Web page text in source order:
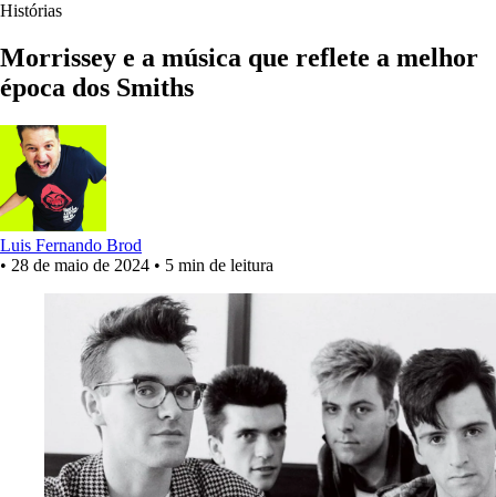
Histórias
Morrissey e a música que reflete a melhor
época dos Smiths
Luis Fernando Brod
• 28 de maio de 2024 • 5 min de leitura